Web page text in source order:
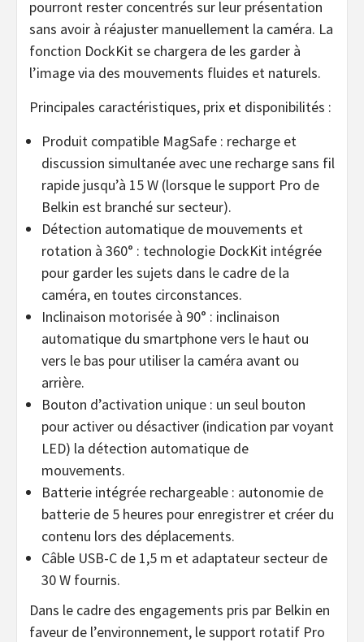
pourront rester concentrés sur leur présentation
sans avoir à réajuster manuellement la caméra. La
fonction DockKit se chargera de les garder à
l’image via des mouvements fluides et naturels.
Principales caractéristiques, prix et disponibilités :
Produit compatible MagSafe : recharge et
discussion simultanée avec une recharge sans fil
rapide jusqu’à 15 W (lorsque le support Pro de
Belkin est branché sur secteur).
Détection automatique de mouvements et
rotation à 360° : technologie DockKit intégrée
pour garder les sujets dans le cadre de la
caméra, en toutes circonstances.
Inclinaison motorisée à 90° : inclinaison
automatique du smartphone vers le haut ou
vers le bas pour utiliser la caméra avant ou
arrière.
Bouton d’activation unique : un seul bouton
pour activer ou désactiver (indication par voyant
LED) la détection automatique de
mouvements.
Batterie intégrée rechargeable : autonomie de
batterie de 5 heures pour enregistrer et créer du
contenu lors des déplacements.
Câble USB-C de 1,5 m et adaptateur secteur de
30 W fournis.
Dans le cadre des engagements pris par Belkin en
faveur de l’environnement, le support rotatif Pro